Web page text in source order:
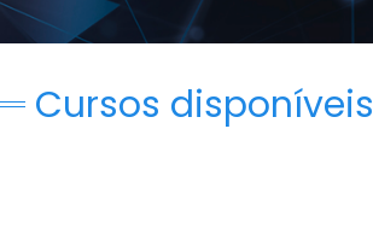
Cursos disponíveis